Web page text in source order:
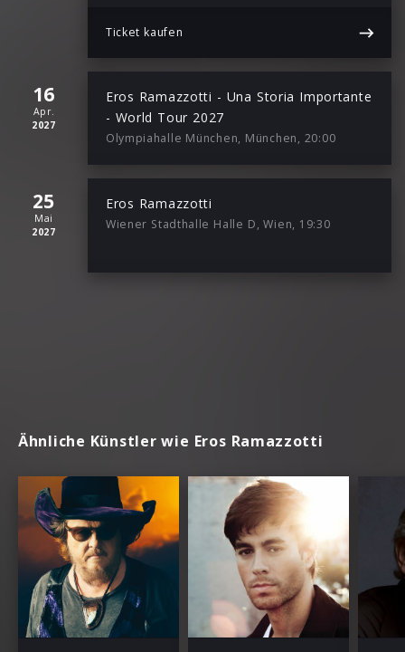
Ticket kaufen
16
Apr.
2027
Eros Ramazzotti - Una Storia Importante
- World Tour 2027
Olympiahalle München, München, 20:00
25
Mai
2027
Eros Ramazzotti
Wiener Stadthalle Halle D, Wien, 19:30
Ähnliche Künstler wie Eros Ramazzotti